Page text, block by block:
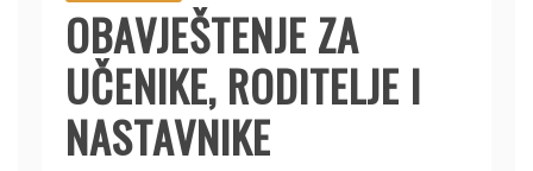
OBAVJEŠTENJE ZA
UČENIKE, RODITELJE I
NASTAVNIKE